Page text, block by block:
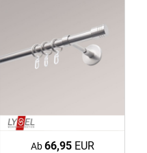
Ab66,95EUR